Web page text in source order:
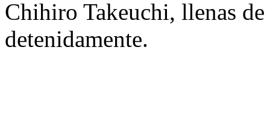
Chihiro Takeuchi, llenas
detenidamente.